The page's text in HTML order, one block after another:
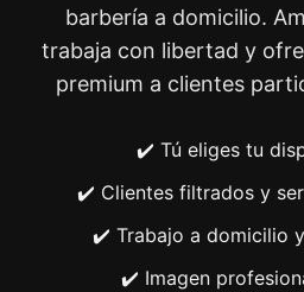
barbería a domicilio.
trabaja con libertad y
premium a clientes
✔️ Tú eliges tu
✔️ Clientes filtrados y
✔️ Trabajo a domicilio
✔️ Imagen